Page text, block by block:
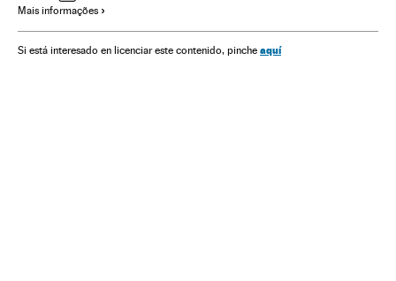
Agronegócio
Mais informações
Si está interesado en licenciar este contenido, pinche aquí